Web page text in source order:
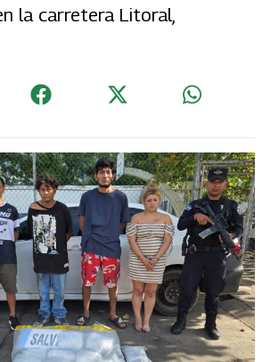
la carretera Litoral,